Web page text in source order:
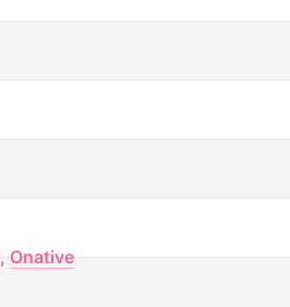
, Onative